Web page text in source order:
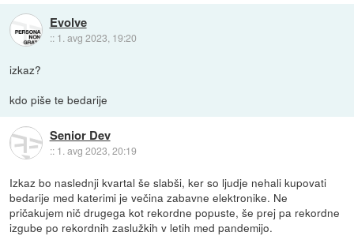
Evolve
:: 1. avg 2023, 19:20
izkaz?
kdo piše te bedarije
Senior Dev
:: 1. avg 2023, 20:19
Izkaz bo naslednji kvartal še slabši, ker so ljudje nehali kupovati
bedarije med katerimi je večina zabavne elektronike. Ne
pričakujem nič drugega kot rekordne popuste, še prej pa rekordne
izgube po rekordnih zaslužkih v letih med pandemijo.